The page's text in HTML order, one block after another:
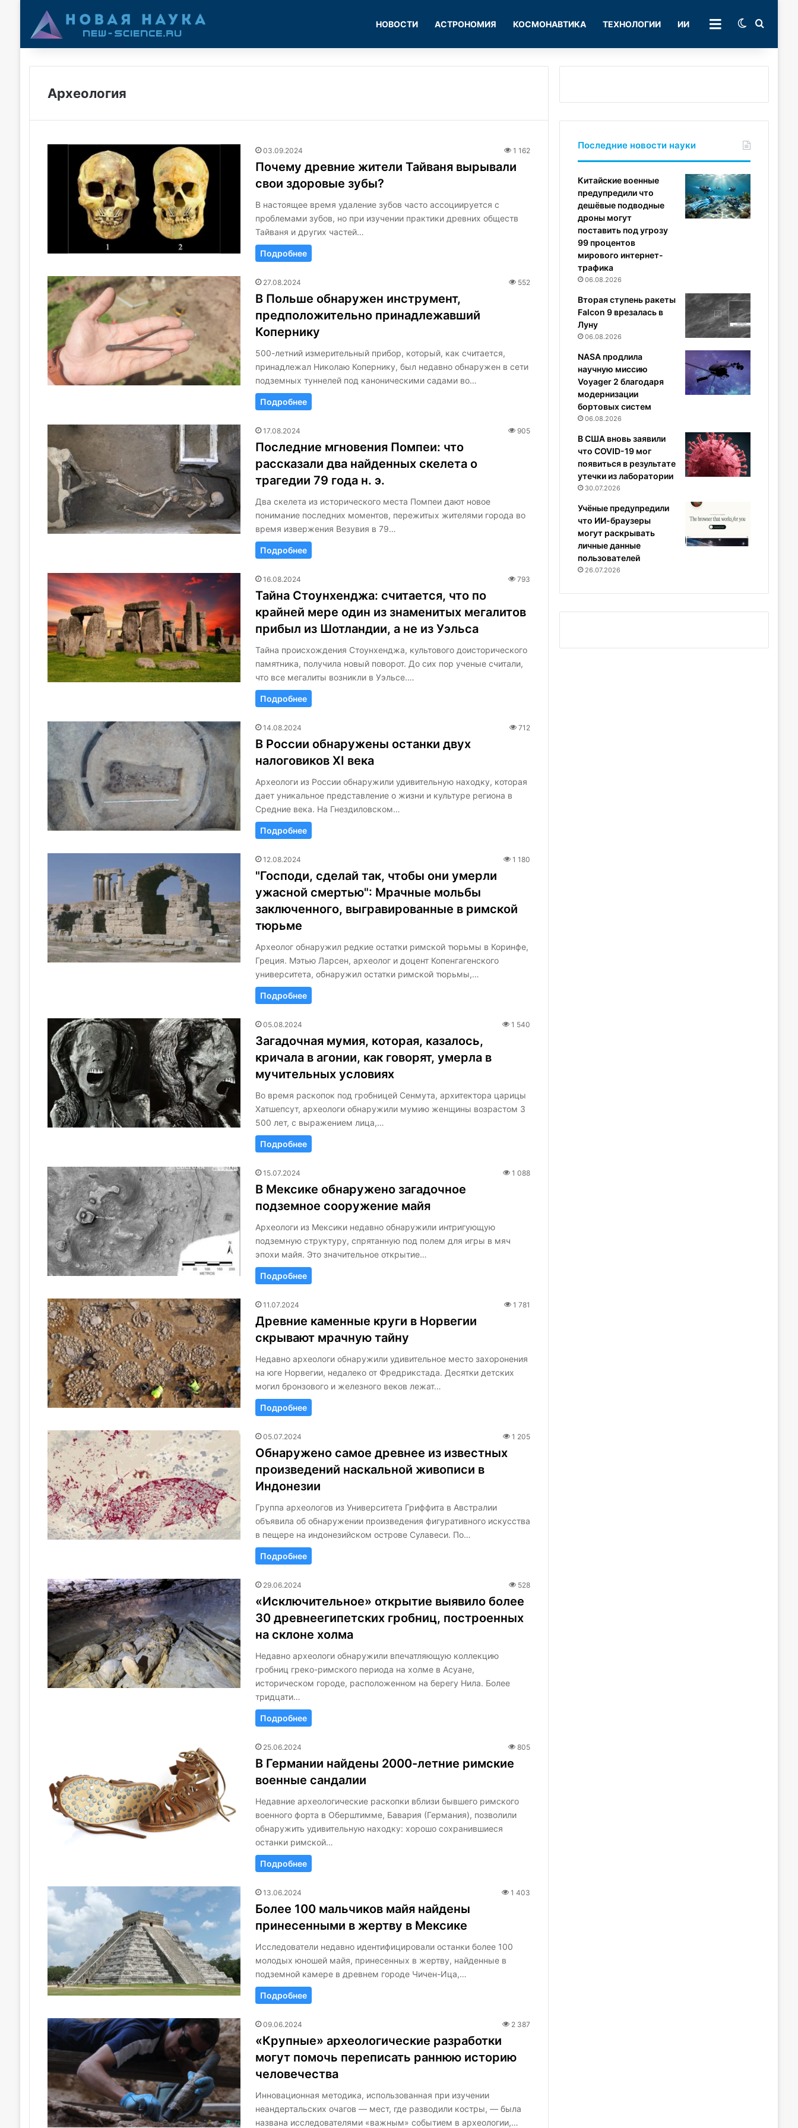
НОВОСТИ АСТРОНОМИЯ КОСМОНАВТИКА ТЕХНОЛОГИИ ИИ РУБРИКИSwitch skin
Археология
03.09.2024 1 162
Почему древние жители Тайваня вырывали
свои здоровые зубы?
В настоящее время удаление зубов часто ассоциируется с
проблемами зубов, но при изучении практики древних обществ
Тайваня и других частей…
Подробнее
27.08.2024 552
В Польше обнаружен инструмент,
предположительно принадлежавший
Копернику
500-летний измерительный прибор, который, как считается,
принадлежал Николаю Копернику, был недавно обнаружен в сети
подземных туннелей под каноническими садами во…
Подробнее
17.08.2024 905
Последние мгновения Помпеи: что
рассказали два найденных скелета о
трагедии 79 года н. э.
Два скелета из исторического места Помпеи дают новое
понимание последних моментов, пережитых жителями города во
время извержения Везувия в 79…
Подробнее
16.08.2024 793
Тайна Стоунхенджа: считается, что по
крайней мере один из знаменитых мегалитов
прибыл из Шотландии, а не из Уэльса
Тайна происхождения Стоунхенджа, культового доисторического
памятника, получила новый поворот. До сих пор ученые считали,
что все мегалиты возникли в Уэльсе.…
Подробнее
14.08.2024 712
В России обнаружены останки двух
налоговиков XI века
Археологи из России обнаружили удивительную находку, которая
дает уникальное представление о жизни и культуре региона в
Средние века. На Гнездиловском…
Подробнее
12.08.2024 1 180
"Господи, сделай так, чтобы они умерли
ужасной смертью": Мрачные мольбы
заключенного, выгравированные в римской
тюрьме
Археолог обнаружил редкие остатки римской тюрьмы в Коринфе,
Греция. Мэтью Ларсен, археолог и доцент Копенгагенского
университета, обнаружил остатки римской тюрьмы,…
Подробнее
05.08.2024 1 540
Загадочная мумия, которая, казалось,
кричала в агонии, как говорят, умерла в
мучительных условиях
Во время раскопок под гробницей Сенмута, архитектора царицы
Хатшепсут, археологи обнаружили мумию женщины возрастом 3
500 лет, с выражением лица,…
Подробнее
15.07.2024 1 088
В Мексике обнаружено загадочное
подземное сооружение майя
Археологи из Мексики недавно обнаружили интригующую
подземную структуру, спрятанную под полем для игры в мяч
эпохи майя. Это значительное открытие…
Подробнее
11.07.2024 1 781
Древние каменные круги в Норвегии
скрывают мрачную тайну
Недавно археологи обнаружили удивительное место захоронения
на юге Норвегии, недалеко от Фредрикстада. Десятки детских
могил бронзового и железного веков лежат…
Подробнее
05.07.2024 1 205
Обнаружено самое древнее из известных
произведений наскальной живописи в
Индонезии
Группа археологов из Университета Гриффита в Австралии
объявила об обнаружении произведения фигуративного искусства
в пещере на индонезийском острове Сулавеси. По…
Подробнее
29.06.2024 528
«Исключительное» открытие выявило более
30 древнеегипетских гробниц, построенных
на склоне холма
Недавно археологи обнаружили впечатляющую коллекцию
гробниц греко-римского периода на холме в Асуане,
историческом городе, расположенном на берегу Нила. Более
тридцати…
Подробнее
25.06.2024 805
В Германии найдены 2000-летние римские
военные сандалии
Недавние археологические раскопки вблизи бывшего римского
военного форта в Оберштимме, Бавария (Германия), позволили
обнаружить удивительную находку: хорошо сохранившиеся
останки римской…
Подробнее
13.06.2024 1 403
Более 100 мальчиков майя найдены
принесенными в жертву в Мексике
Исследователи недавно идентифицировали останки более 100
молодых юношей майя, принесенных в жертву, найденные в
подземной камере в древнем городе Чичен-Ица,…
Подробнее
09.06.2024 2 387
«Крупные» археологические разработки
могут помочь переписать раннюю историю
человечества
Инновационная методика, использованная при изучении
неандертальских очагов — мест, где разводили костры, — была
названа исследователями «важным» событием в археологии,…
Последние новости науки
Китайские военные
предупредили что
дешёвые подводные
дроны могут
поставить под угрозу
99 процентов
мирового интернет-
трафика
06.08.2026
Вторая ступень ракеты
Falcon 9 врезалась в
Луну
06.08.2026
NASA продлила
научную миссию
Voyager 2 благодаря
модернизации
бортовых систем
06.08.2026
В США вновь заявили
что COVID-19 мог
появиться в результате
утечки из лаборатории
30.07.2026
Учёные предупредили
что ИИ-браузеры
могут раскрывать
личные данные
пользователей
26.07.2026